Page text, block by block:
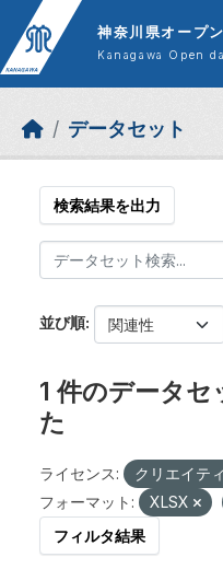
Skip to main content
神奈川県オープ
Kanagawa Open
データセット
検索結果を出力
並び順
1 件のデータ
た
ライセンス:
クリエイテ
フォーマット:
XLSX
フィルタ結果